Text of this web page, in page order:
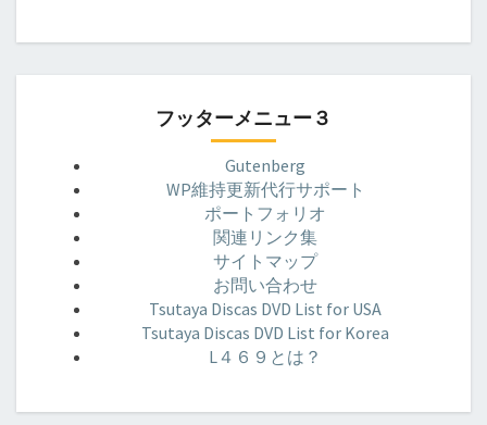
フッターメニュー３
Gutenberg
WP維持更新代行サポート
ポートフォリオ
関連リンク集
サイトマップ
お問い合わせ
Tsutaya Discas DVD List for USA
Tsutaya Discas DVD List for Korea
L４６９とは？